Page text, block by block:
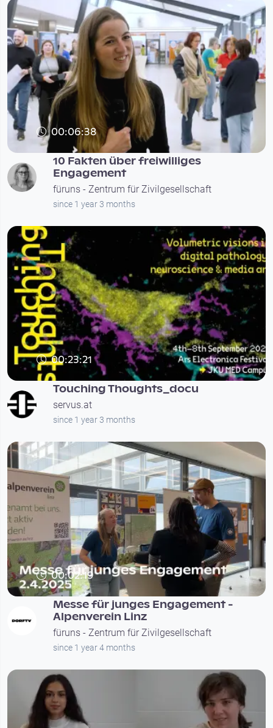
00:06:38
10 Fakten über freiwilliges
Engagement
füruns - Zentrum für Zivilgesellschaft
since 1 year 3 months
00:23:21
Touching Thoughts: Volumetric visions in
digital pathology, neuroscience and media ar
Touching Thoughts_docu
servus.at
since 1 year 3 months
00:02:19
Messe für junges Engagement -
Alpenverein Linz
füruns - Zentrum für Zivilgesellschaft
since 1 year 4 months